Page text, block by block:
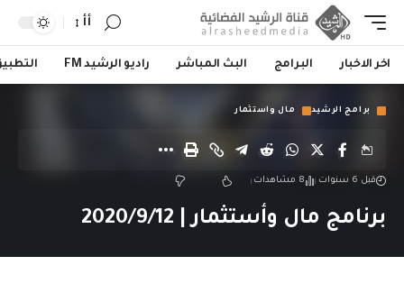
أأ
اخر الاخبار البرامج البث المباشر راديو الرشيد FM
برامج الرشيد مال واستثمار
قبل 6 سنوات 8 مشاهدات
برنامج مال وأستثمار | 2020/9/12